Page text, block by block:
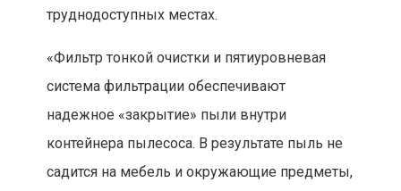
труднодоступных местах.
«Фильтр тонкой очистки и пятиуровневая
система фильтрации обеспечивают
надежное «закрытие» пыли внутри
контейнера пылесоса. В результате пыль не
садится на мебель и окружающие предметы,